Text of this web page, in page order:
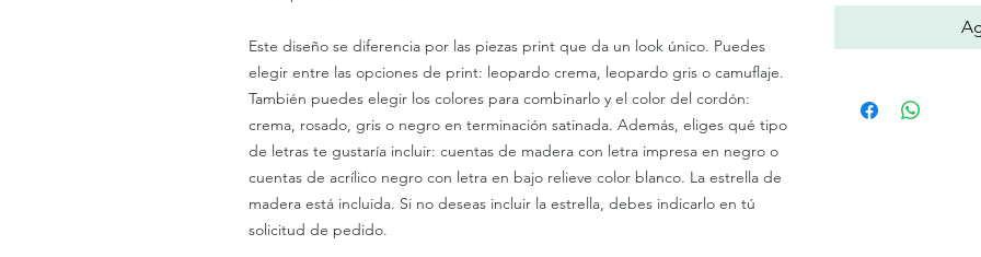
Este diseño se diferencia por las piezas print que da un look único. Puedes
elegir entre las opciones de print: leopardo crema, leopardo gris o camuflaje.
También puedes elegir los colores para combinarlo y el color del cordón:
crema, rosado, gris o negro en terminación satinada. Además, eliges qué tipo
de letras te gustaría incluir: cuentas de madera con letra impresa en negro o
cuentas de acrílico negro con letra en bajo relieve color blanco. La estrella de
madera está incluida. Si no deseas incluir la estrella, debes indicarlo en tú
solicitud de pedido.